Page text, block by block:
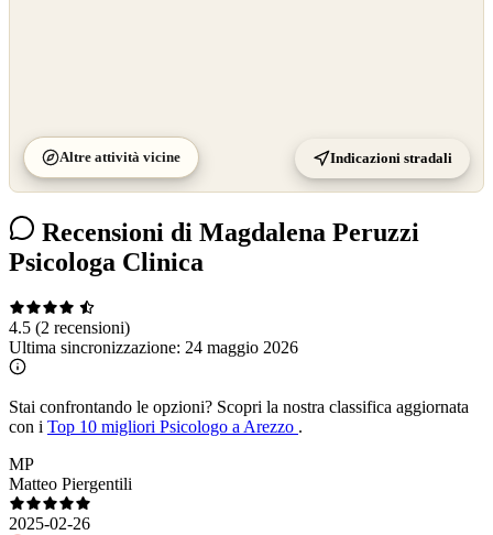
Altre attività vicine Indicazioni stradali
Recensioni di Magdalena Peruzzi
Psicologa Clinica
4.5 (2 recensioni)
Ultima sincronizzazione: 24 maggio 2026
Stai confrontando le opzioni? Scopri la nostra classifica aggiornata
con i Top 10 migliori Psicologo a Arezzo .
MP
Matteo Piergentili
2025-02-26